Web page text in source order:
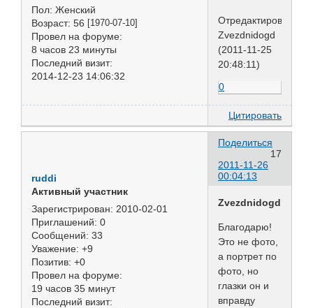
Пол: Женский
Возраст: 56 [1970-07-10]
Провел на форуме:
8 часов 23 минуты
Последний визит:
2014-12-23 14:06:32
Отредактировано
Zvezdnidogd
(2011-11-25
20:48:11)
0
Цитировать
Поделиться
17
2011-11-26
00:04:13
ruddi
Активный участник
Зарегистрирован: 2010-02-01
Приглашений: 0
Сообщений: 33
Уважение: +9
Позитив: +0
Провел на форуме:
19 часов 35 минут
Последний визит:
Zvezdnidogd
Благодарю!
Это не фото,
а портрет по
фото, но
глазки он и
вправду